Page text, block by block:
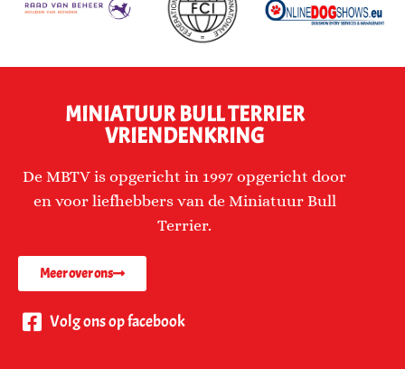
MINIATUUR BULL TERRIER
VRIENDENKRING
De MBTV is opgericht in 1997 opgericht door
en voor liefhebbers van de Miniatuur Bull
Terrier.
Meer over ons
Volg ons op facebook